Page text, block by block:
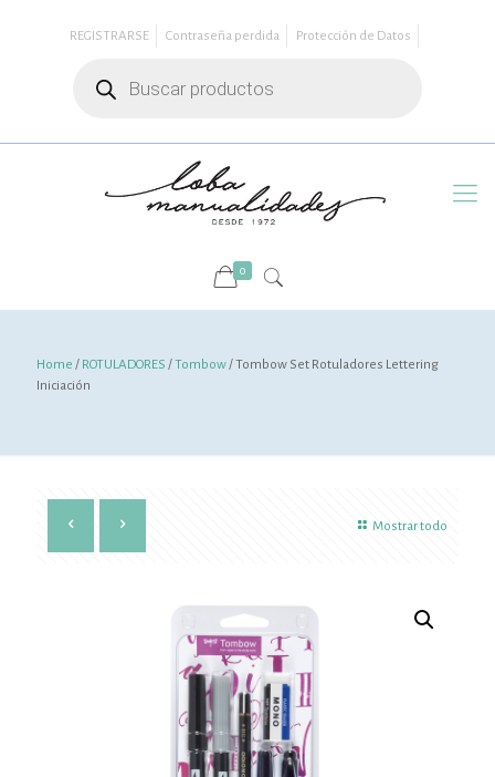
REGISTRARSE Contraseña perdida
Protección de Datos
productos
0
Home / ROTULADORES /Tombow/ Tombow Set Rotuladores Lettering
Iniciación
Mostrar todo